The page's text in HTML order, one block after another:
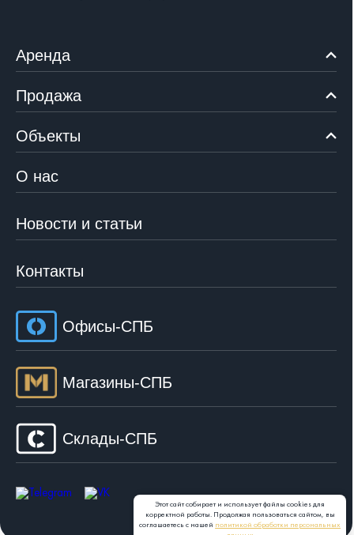
Аренда
Продажа
Объекты
О нас
Новости и статьи
Контакты
Офисы-СПБ
Магазины-СПБ
Склады-СПБ
Этот сайт собирает и использует файлы cookies для
корректной работы. Продолжая пользоваться сайтом, вы
соглашаетесь с нашей политикой обработки персональных